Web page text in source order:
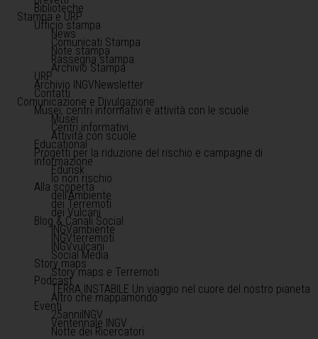
Biblioteche
Stampa e URP
Ufficio stampa
News
Comunicati Stampa
Note stampa
Rassegna stampa
Archivio Stampa
URP
Archivio INGVNewsletter
Contatti
Comunicazione e Divulgazione
Musei, centri informativi e attività con le scuole
Musei
Centri informativi
Attività con scuole
Educational
Progetti per la riduzione del rischio e campagne di
informazione
Edurisk
Io non rischio
Alla scoperta
dell'Ambiente
dei Terremoti
dei Vulcani
Blog & Canali Social
INGVambiente
INGVterremoti
INGVvulcani
Social Media
Story maps
Story maps e Terremoti
Podcast
TERRA INSTABILE Un viaggio nel cuore del nostro pianeta
Altro che mappamondo
Eventi
25anniINGV
Ventennale INGV
Notte dei Ricercatori